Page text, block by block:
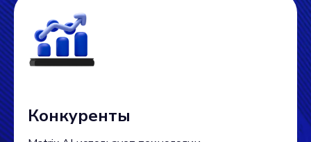
Конкуренты